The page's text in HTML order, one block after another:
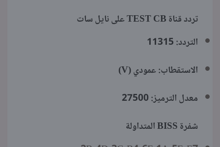
تردد قناة TEST CB على نايل سات
التردد: 11315
الاستقطاب: عمودي (V)
معدل الترميز: 27500
شفرة BISS المتداولة